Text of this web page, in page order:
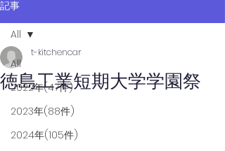
記事
All
2022年(47件)
2023年(88件)
2024年(105件)
All
徳島工業短期大学学園祭
t-kitchencar